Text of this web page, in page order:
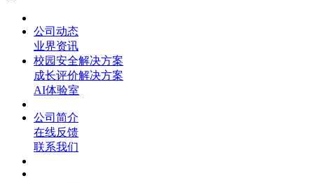
公司动态
业界资讯
校园安全解决方案
成长评价解决方案
AI体验室
公司简介
在线反馈
联系我们